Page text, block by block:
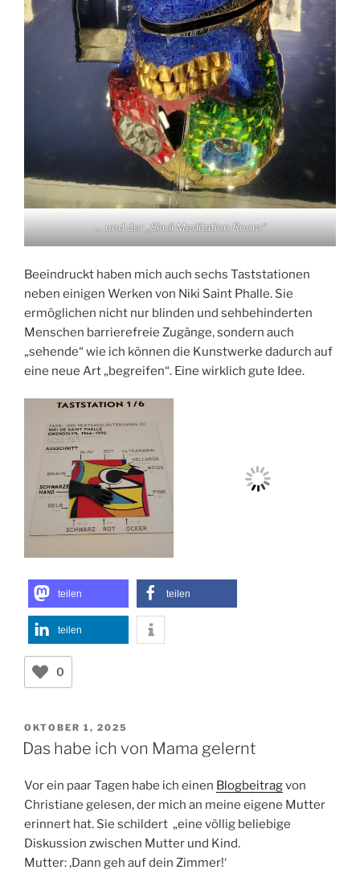
… und der „Skull Meditation Room“
Beeindruckt haben mich auch sechs Taststationen
neben einigen Werken von Niki Saint Phalle. Sie
ermöglichen nicht nur blinden und sehbehinderten
Menschen barrierefreie Zugänge, sondern auch
„sehende“ wie ich können die Kunstwerke dadurch auf
eine neue Art „begreifen“. Eine wirklich gute Idee.
teilen
AM
Das habe ich von Mama gelernt
Vor ein paar Tagen habe ich einenBlogbeitragvon
Christiane gelesen, der mich an meine eigene Mutter
erinnert hat. Sie schildert „eine völlig beliebige